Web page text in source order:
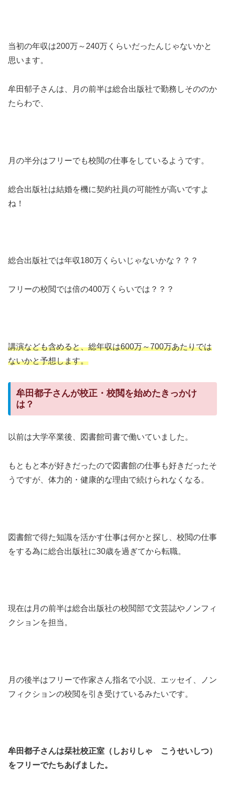
当初の年収は200万～240万くらいだったんじゃないかと
思います。
牟田郁子さんは、月の前半は総合出版社で勤務しそののか
たらわで、
月の半分はフリーでも校閲の仕事をしているようです。
総合出版社は結婚を機に契約社員の可能性が高いですよ
ね！
総合出版社では年収180万くらいじゃないかな？？？
フリーの校閲では倍の400万くらいでは？？？
講演なども含めると、総年収は600万～700万あたりでは
ないかと予想します。
牟田都子さんが校正・校閲を始めたきっかけ
は？
以前は大学卒業後、図書館司書で働いていました。
もともと本が好きだったので図書館の仕事も好きだったそ
うですが、体力的・健康的な理由で続けられなくなる。
図書館で得た知識を活かす仕事は何かと探し、校閲の仕事
をする為に総合出版社に30歳を過ぎてから転職。
現在は月の前半は総合出版社の校閲部で文芸誌やノンフィ
クションを担当。
月の後半はフリーで作家さん指名で小説、エッセイ、ノン
フィクションの校閲を引き受けているみたいです。
牟田都子さんは栞社校正室（しおりしゃ こうせいしつ）
をフリーでたちあげました。